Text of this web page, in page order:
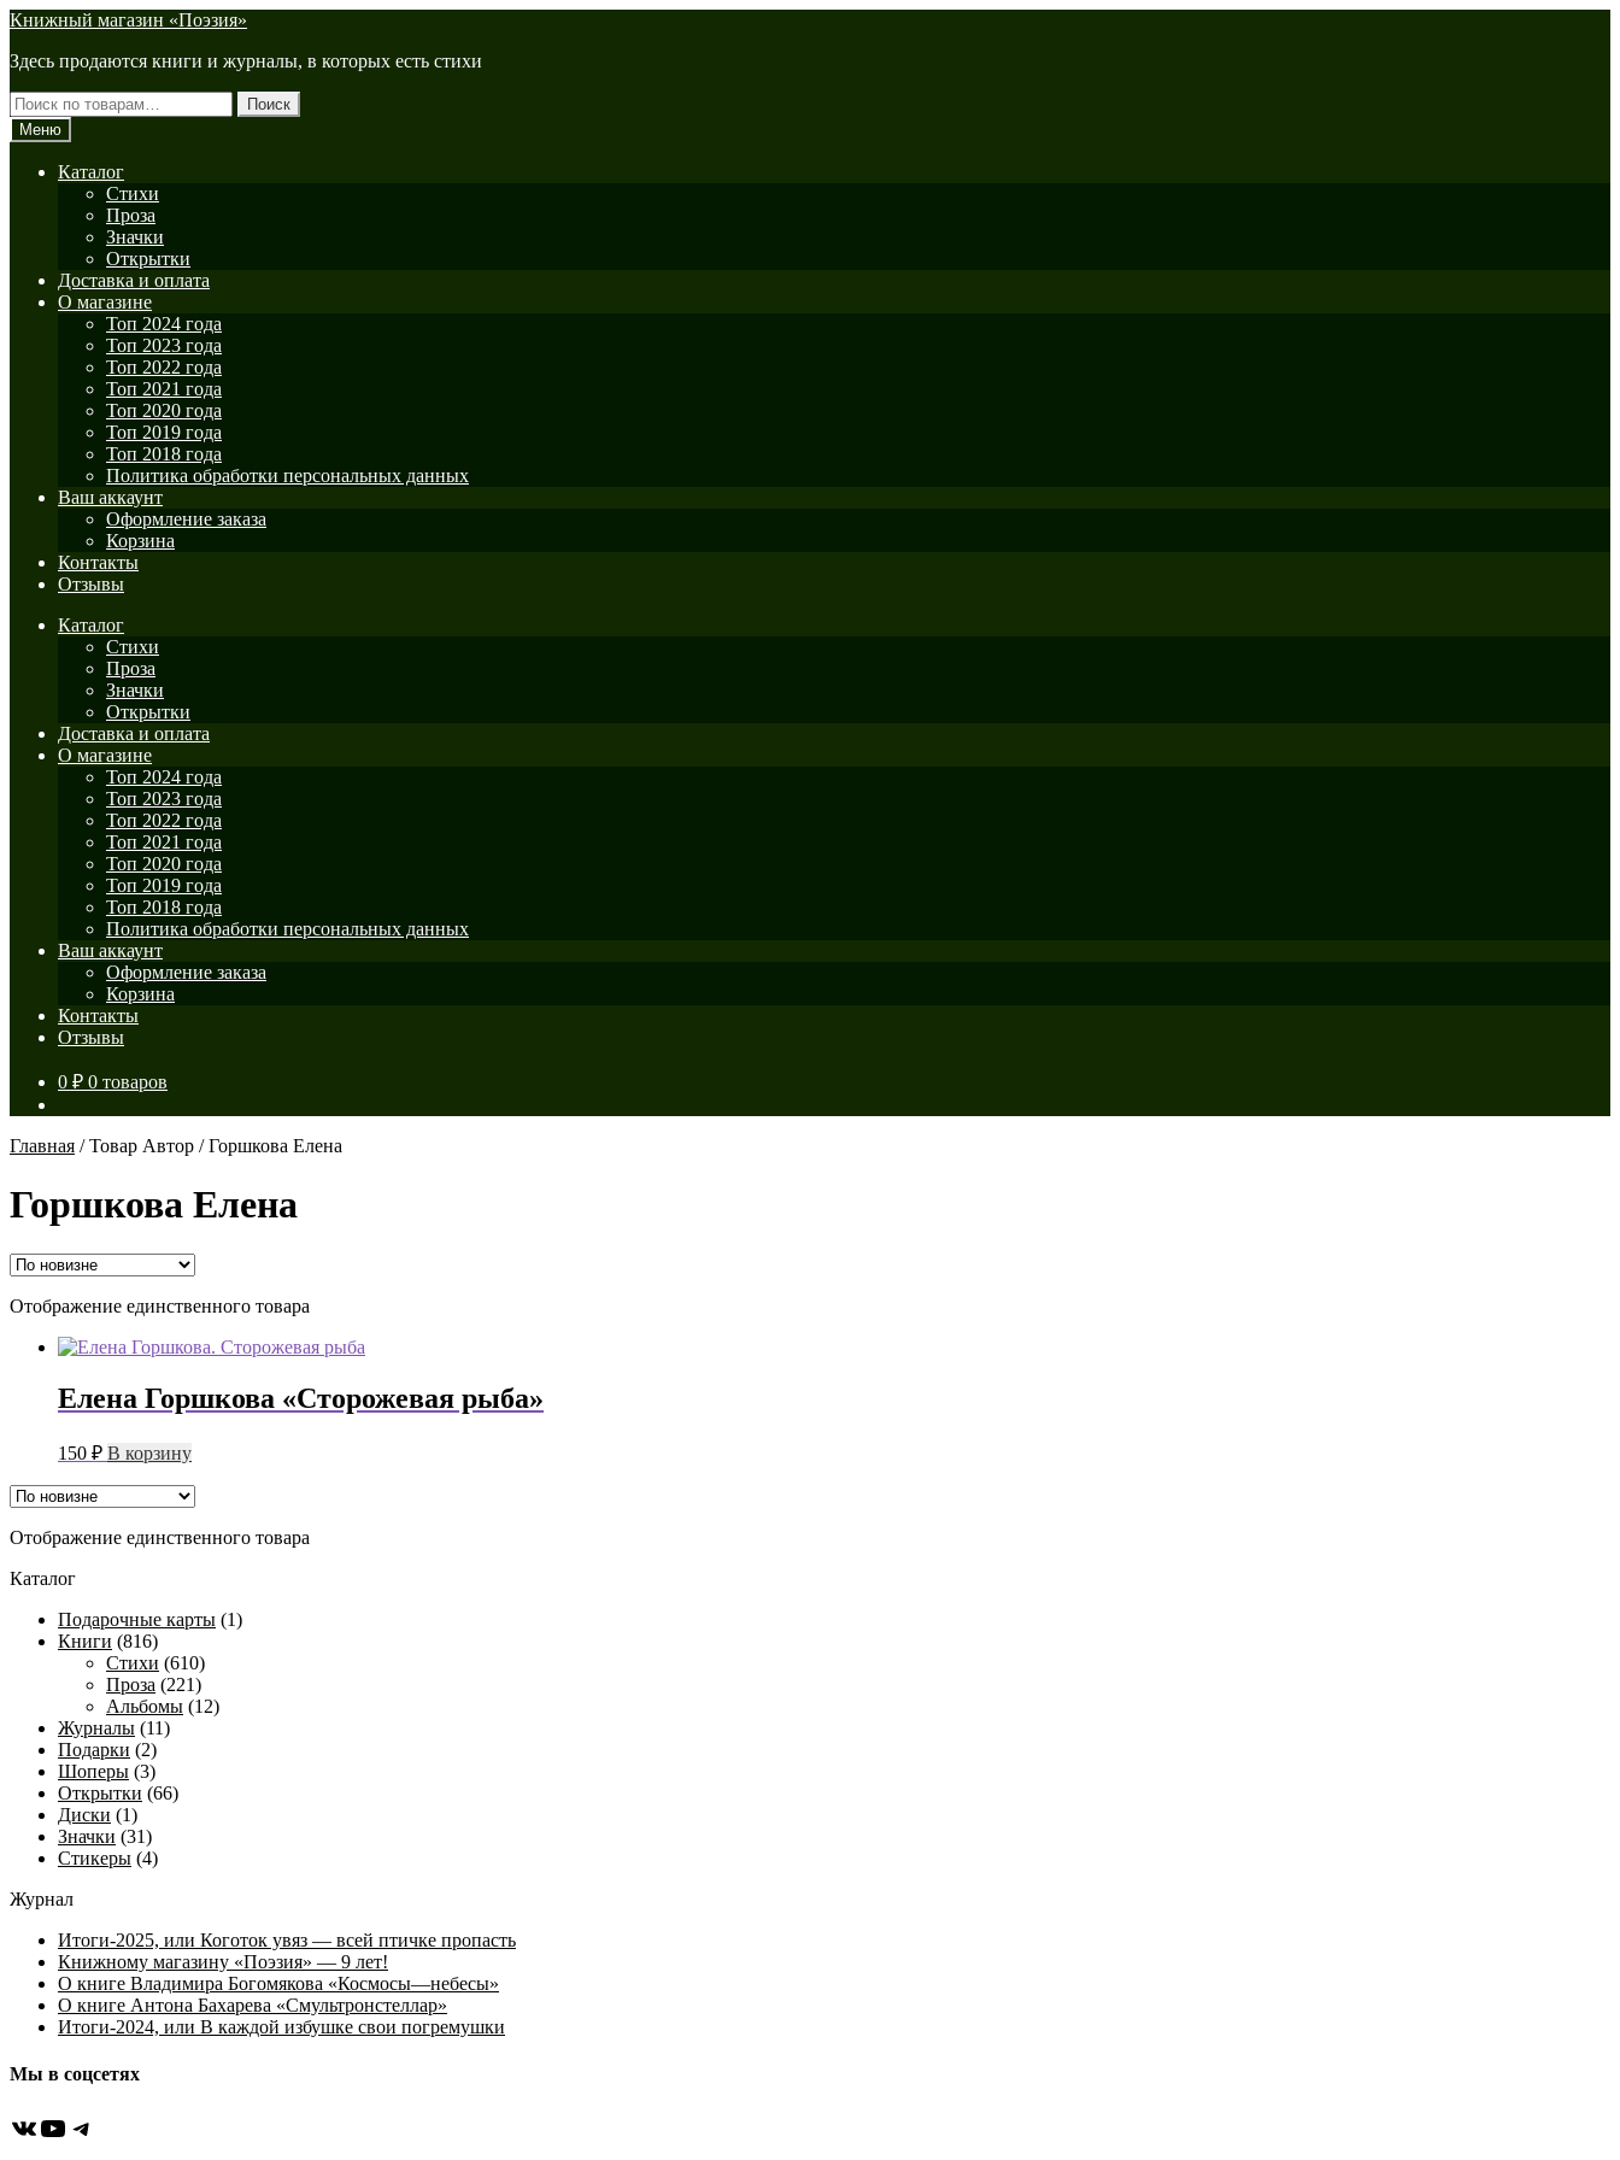
Перейти
навигации
Перейти
содержимому
Книжный магазин «Поэзия»
Здесь продаются книги и журналы, в которых есть стихи
Искать:
Поиск
Меню
Каталог
Стихи
Проза
Значки
Открытки
Доставка и оплата
О магазине
Топ 2024 года
Топ 2023 года
Топ 2022 года
Топ 2021 года
Топ 2020 года
Топ 2019 года
Топ 2018 года
Политика обработки персональных данных
Ваш аккаунт
Оформление заказа
Корзина
Контакты
Отзывы
Каталог
Стихи
Проза
Значки
Открытки
Доставка и оплата
О магазине
Топ 2024 года
Топ 2023 года
Топ 2022 года
Топ 2021 года
Топ 2020 года
Топ 2019 года
Топ 2018 года
Политика обработки персональных данных
Ваш аккаунт
Оформление заказа
Корзина
Контакты
Отзывы
0 ₽ 0 товаров
Главная /Товар Автор /Горшкова Елена
Горшкова Елена
Отображение единственного товара
Елена Горшкова «Сторожевая рыба»
150 ₽ В корзину
Отображение единственного товара
Каталог
Подарочные карты (1)
Книги (816)
Стихи (610)
Проза (221)
Альбомы (12)
Журналы (11)
Подарки (2)
Шоперы (3)
Открытки (66)
Диски (1)
Значки (31)
Стикеры (4)
Журнал
Итоги-2025, или Коготок увяз — всей птичке пропасть
Книжному магазину «Поэзия» — 9 лет!
О книге Владимира Богомякова «Космосы—небесы»
О книге Антона Бахарева «Смультронстеллар»
Итоги-2024, или В каждой избушке свои погремушки
Мы в соцсетях
ВКонтакте
YouTube
Telegram